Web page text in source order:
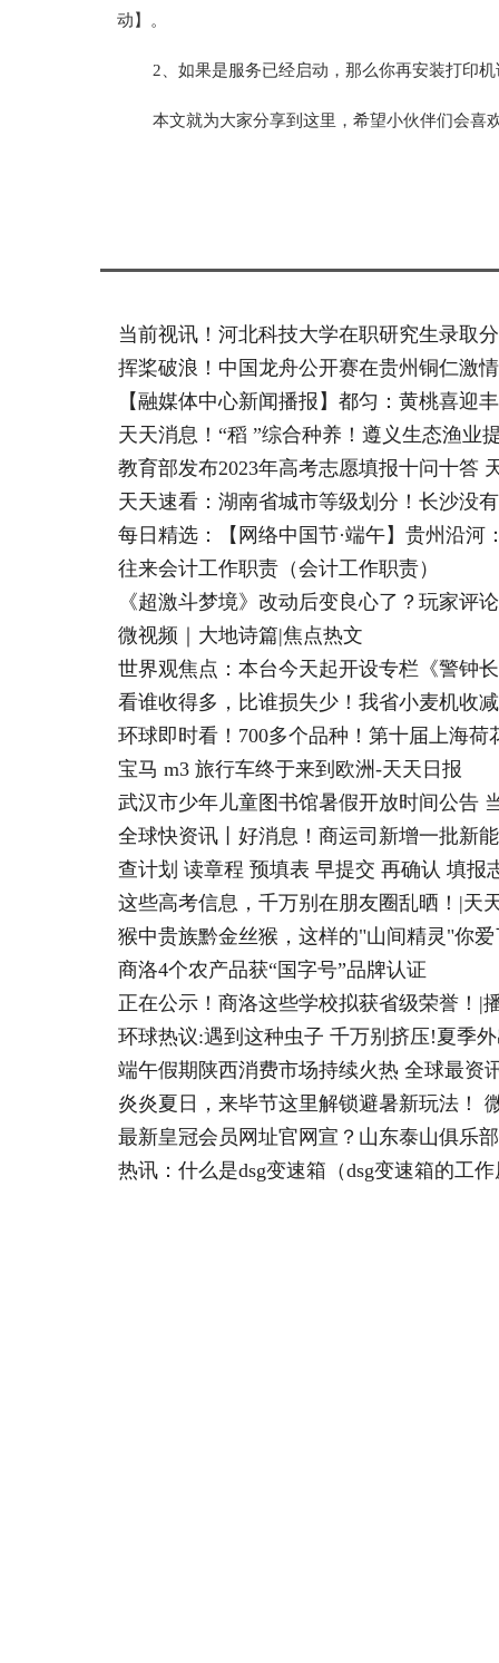
动】。
2、如果是服务已经启动，那么你再安装打印
本文就为大家分享到这里，希望小伙伴们会喜
当前视讯！河北科技大学在职研究生录取
挥桨破浪！中国龙舟公开赛在贵州铜仁激
【融媒体中心新闻播报】都匀：黄桃喜迎
天天消息！“稻 ”综合种养！遵义生态渔业
教育部发布2023年高考志愿填报十问十答
天天速看：湖南省城市等级划分！长沙没
每日精选：【网络中国节·端午】贵州沿河
往来会计工作职责（会计工作职责）
《超激斗梦境》改动后变良心了？玩家评
微视频｜大地诗篇|焦点热文
看谁收得多，比谁损失少！我省小麦机收
环球即时看！700多个品种！第十届上海荷
宝马 m3 旅行车终于来到欧洲-天天日报
武汉市少年儿童图书馆暑假开放时间公告
全球快资讯丨好消息！商运司新增一批新
查计划 读章程 预填表 早提交 再确认 填报
这些高考信息，千万别在朋友圈乱晒！|天
猴中贵族黔金丝猴，这样的"山间精灵"你
商洛4个农产品获“国字号”品牌认证
正在公示！商洛这些学校拟获省级荣誉！|
环球热议:遇到这种虫子 千万别挤压!夏季
端午假期陕西消费市场持续火热 全球最资
炎炎夏日，来毕节这里解锁避暑新玩法！
最新皇冠会员网址官网宣？山东泰山俱乐
热讯：什么是dsg变速箱（dsg变速箱的工